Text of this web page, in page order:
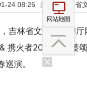
24 08:26 来源：吉林省
吉林省文化和旅游
携火者2026《枯萎
巡演。